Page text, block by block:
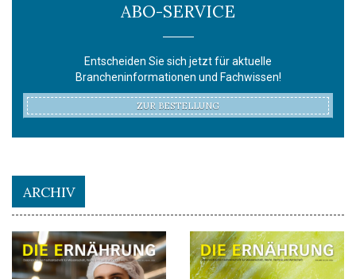
ABO-SERVICE
Entscheiden Sie sich jetzt für aktuelle
Brancheninformationen und Fachwissen!
ZUR BESTELLUNG
ARCHIV